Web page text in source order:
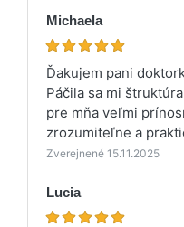
Michaela
Ďakujem pani
Páčila sa mi
pre mňa veľmi
zrozumiteľne a
Zverejnené 15.11.2025
Lucia